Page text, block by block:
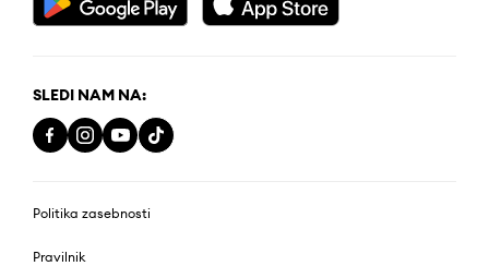
SLEDI NAM NA:
Politika zasebnosti
Pravilnik